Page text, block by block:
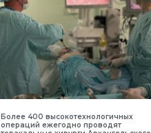
Более 400 высокотехнологичных
операций ежегодно проводят